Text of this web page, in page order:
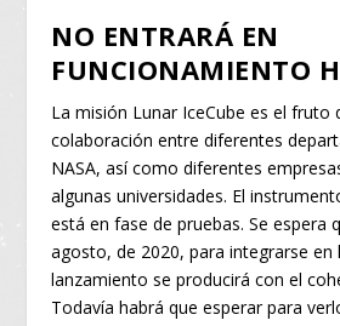
NO ENTRARÁ EN
FUNCIONAMIENTO
La misión Lunar IceCube es el fruto
colaboración entre diferentes
NASA, así como diferentes
algunas universidades. El
está en fase de pruebas. Se espera
agosto, de 2020, para integrarse en
lanzamiento se producirá con el
Todavía habrá que esperar para